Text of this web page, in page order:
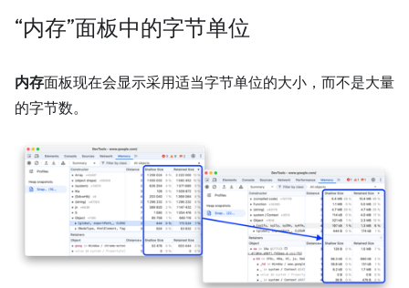
“内存”面板中的字节单位
内存面板现在会显示采用适当字节单位的大小，而不是大量
的字节数。